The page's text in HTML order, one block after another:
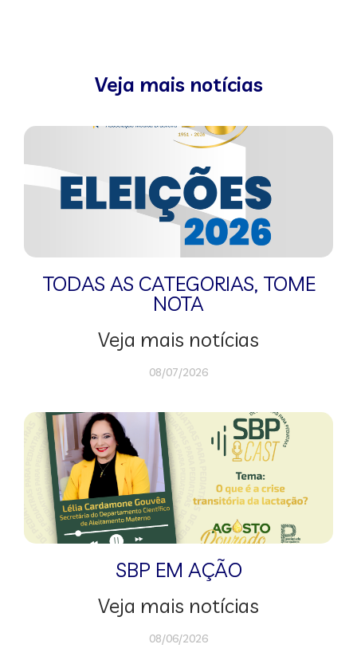
Veja mais notícias
TODAS AS CATEGORIAS, TOME
NOTA
Veja mais notícias
08/07/2026
SBP EM AÇÃO
Veja mais notícias
08/06/2026